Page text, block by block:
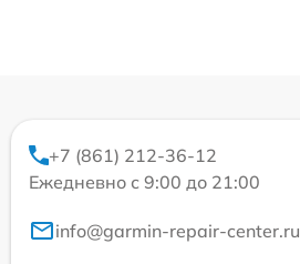
+7 (861) 212-36-12
Ежедневно с 9:00 до 21:00
info@garmin-repair-center.ru